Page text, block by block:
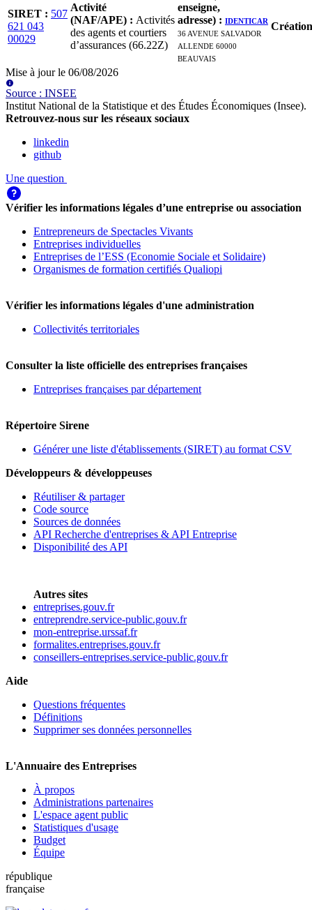
SIRET : 507
621 043
00029
Activité
(NAF/APE) : Activités
des agents et courtiers
d’assurances (66.22Z)
enseigne,
adresse) : IDENTICAR
36 AVENUE SALVADOR
ALLENDE 60000
BEAUVAIS
Création
Mise à jour le 06/08/2026
Source : INSEE
Institut National de la Statistique et des Études Économiques (Insee).
Retrouvez-nous sur les réseaux sociaux
linkedin
github
Une question
Vérifier les informations légales d’une entreprise ou association
Entrepreneurs de Spectacles Vivants
Entreprises individuelles
Entreprises de l’ESS (Economie Sociale et Solidaire)
Organismes de formation certifiés Qualiopi
Vérifier les informations légales d'une administration
Collectivités territoriales
Consulter la liste officielle des entreprises françaises
Entreprises françaises par département
Répertoire Sirene
Générer une liste d'établissements (SIRET) au format CSV
Développeurs & développeuses
Réutiliser & partager
Code source
Sources de données
API Recherche d'entreprises & API Entreprise
Disponibilité des API
Autres sites
entreprises.gouv.fr
entreprendre.service-public.gouv.fr
mon-entreprise.urssaf.fr
formalites.entreprises.gouv.fr
conseillers-entreprises.service-public.gouv.fr
Aide
Questions fréquentes
Définitions
Supprimer ses données personnelles
L'Annuaire des Entreprises
À propos
Administrations partenaires
L'espace agent public
Statistiques d'usage
Budget
Équipe
république
française